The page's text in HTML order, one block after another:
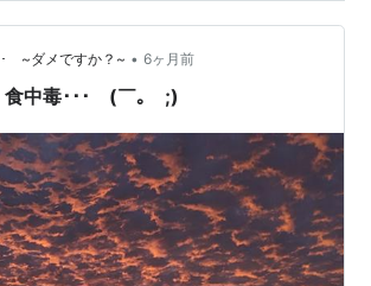
･ ~ダメですか？~ • 6ヶ月前
中毒･･･ (￣｡￣;)